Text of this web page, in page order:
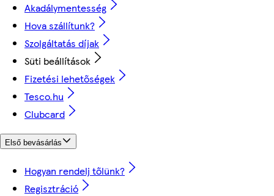
Akadálymentesség
Hova szállítunk?
Szolgáltatás díjak
Süti beállítások
Fizetési lehetőségek
Tesco.hu
Clubcard
Első bevásárlás
Hogyan rendelj tőlünk?
Regisztráció